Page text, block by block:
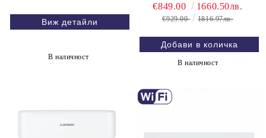
Виж детайли
В наличност
€849.00 1660.50лв.
€929.00 1816.97лв.
В наличност